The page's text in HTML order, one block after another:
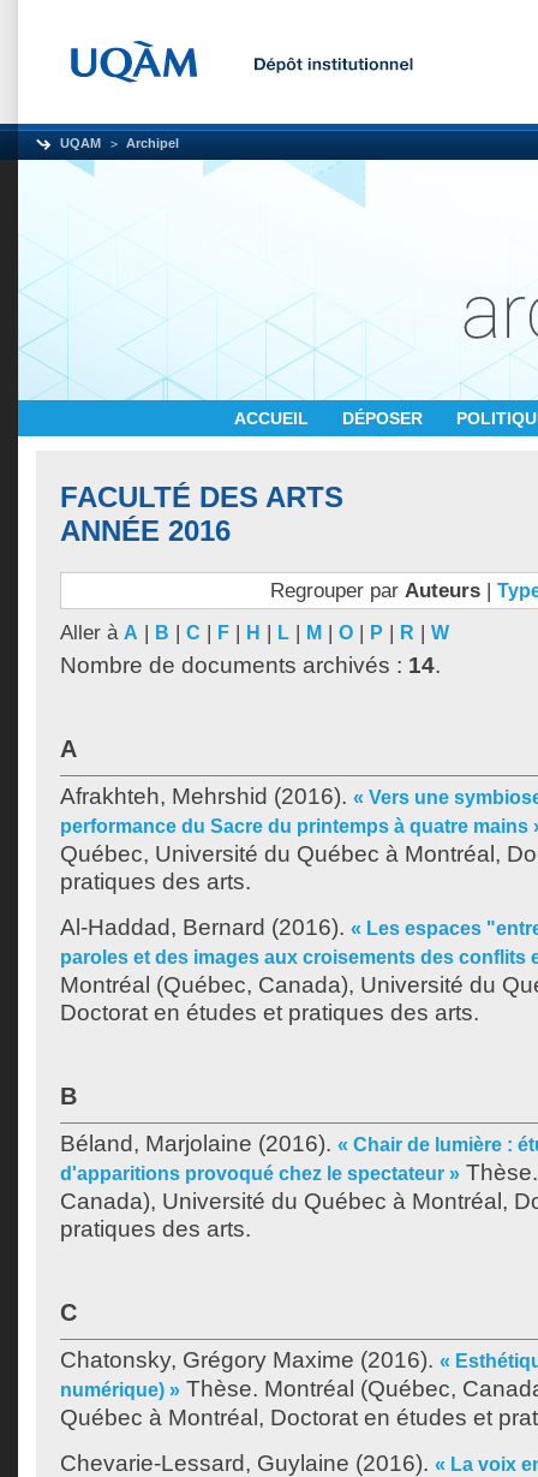
UQAM Archipel
ACCUEIL DÉPOSER
FACULTÉ DES ARTS
ANNÉE 2016
Regrouper par Auteurs|
Aller à A | B | C | F | H | L | M | O | P | R | W
Nombre de documents archivés : 14.
A
Afrakhteh, Mehrshid (2016). « Vers une
performance du Sacre du printemps à quatre mains
Québec, Université du Québec à Montréal,
pratiques des arts.
Al-Haddad, Bernard (2016). « Les espaces
paroles et des images aux croisements des conflits
Montréal (Québec, Canada), Université du
Doctorat en études et pratiques des arts.
B
Béland, Marjolaine (2016). « Chair de lumière :
d'apparitions provoqué chez le spectateur »
Canada), Université du Québec à Montréal,
pratiques des arts.
C
Chatonsky, Grégory Maxime (2016). «
numérique) » Thèse. Montréal (Québec,
Québec à Montréal, Doctorat en études et
Chevarie-Lessard, Guylaine (2016). « La voix